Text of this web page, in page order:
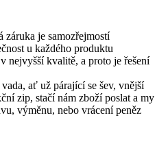
je samozřejmostí
u každého produktu
nejvyšší kvalitě, a proto je řešení
ať už párající se šev, vnější
zip, stačí nám zboží poslat a my
výměnu, nebo vrácení peněz